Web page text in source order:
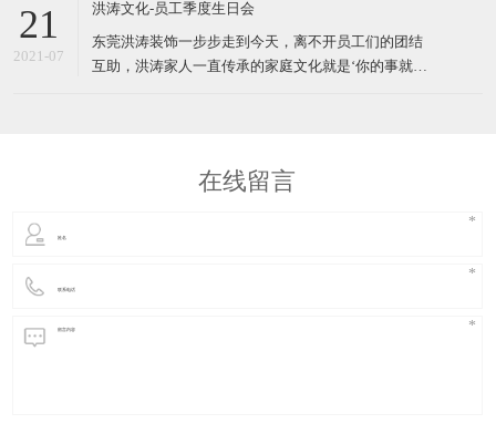
场和坚持华南抗战的人民
21
2021-07
洪涛文化-员工季度生日会
东莞洪涛装饰一步步走到今天，离不开员工们的团结
互助，洪涛家人一直传承的家庭文化就是‘你的事就是
在线留言